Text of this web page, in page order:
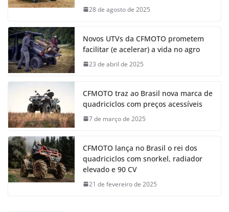
28 de agosto de 2025
Novos UTVs da CFMOTO prometem
facilitar (e acelerar) a vida no agro
23 de abril de 2025
CFMOTO traz ao Brasil nova marca de
quadriciclos com preços acessíveis
7 de março de 2025
CFMOTO lança no Brasil o rei dos
quadriciclos com snorkel, radiador
elevado e 90 CV
21 de fevereiro de 2025